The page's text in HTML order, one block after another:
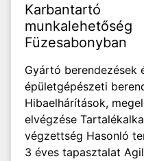
Karbantartó
munkalehetőség
Füzesabonyban
Gyártó berendezések
épületgépészeti
Hibaelhárítások,
elvégzése
végzettség Hasonló
3 éves tapasztalat